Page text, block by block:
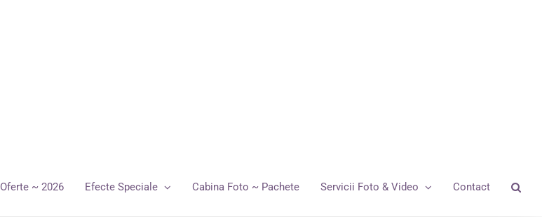
Oferte ~ 2026 Efecte Speciale Cabina Foto ~ Pachete Servicii Foto & Video Contact